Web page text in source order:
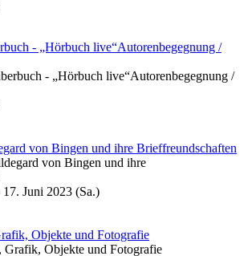
- „Hörbuch live“Autorenbegegnung /
von Bingen und ihre Brieffreundschaften
17. Juni 2023 (Sa.)
Objekte und Fotografie